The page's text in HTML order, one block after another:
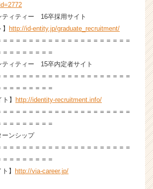
e
r
C
a
r
e
ティティー 16卒採用サイト
http://id-entity.jp/graduate_recruitment/
＝＝＝＝＝＝＝＝＝＝＝＝＝＝＝＝＝＝＝＝
＝＝＝＝＝＝＝
ティティー 15卒内定者サイト
＝＝＝＝＝＝＝＝＝＝＝＝＝＝＝＝＝＝＝＝
＝＝＝＝＝＝＝
】
http://identity-recruitment.info/
＝＝＝＝＝＝＝＝＝＝＝＝＝＝＝＝＝＝＝＝
＝＝＝＝＝＝＝
ーンシップ
＝＝＝＝＝＝＝＝＝＝＝＝＝＝＝＝＝＝＝＝
＝＝＝＝＝＝＝
】
http://via-career.jp/